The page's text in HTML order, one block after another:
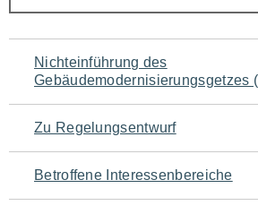
Navigation
für
den
Seiteninhalt
Nichteinführung des
Gebäudemodernisierungsgetzes
Zu Regelungsentwurf
Betroffene Interessenbereiche